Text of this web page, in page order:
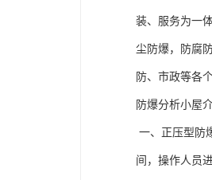
装、服务为一
尘防爆，防腐
防、市政等各
防爆分析小屋
一、正压型防
间，操作人员